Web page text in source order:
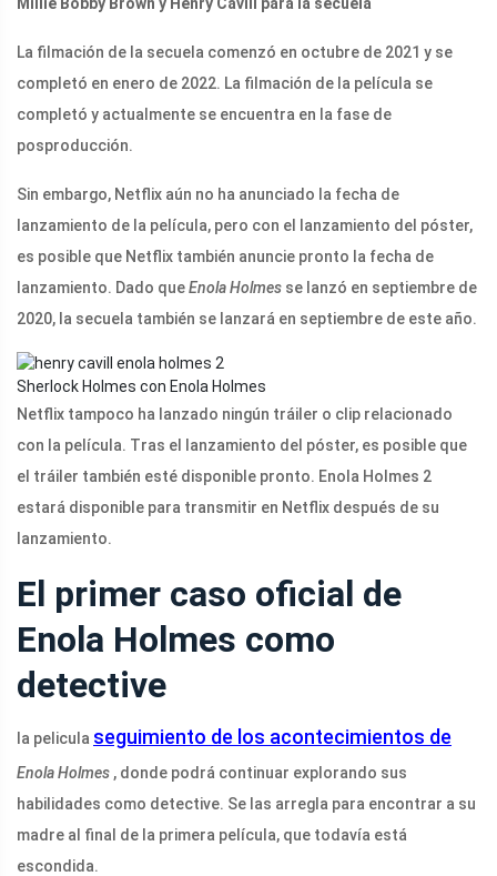
La filmación de la secuela comenzó en octubre de 2021 y se
completó en enero de 2022. La filmación de la película se
completó y actualmente se encuentra en la fase de
posproducción.
Sin embargo, Netflix aún no ha anunciado la fecha de
lanzamiento de la película, pero con el lanzamiento del póster,
es posible que Netflix también anuncie pronto la fecha de
lanzamiento. Dado queEnola Holmes se lanzó en septiembre de
2020, la secuela también se lanzará en septiembre de este año.
Sherlock Holmes con Enola Holmes
Netflix tampoco ha lanzado ningún tráiler o clip relacionado
con la película. Tras el lanzamiento del póster, es posible que
el tráiler también esté disponible pronto. Enola Holmes 2
estará disponible para transmitir en Netflix después de su
lanzamiento.
El primer caso oficial de
Enola Holmes como
detective
la pelicula seguimiento de los acontecimientos de
Enola Holmes , donde podrá continuar explorando sus
habilidades como detective. Se las arregla para encontrar a su
madre al final de la primera película, que todavía está
escondida.